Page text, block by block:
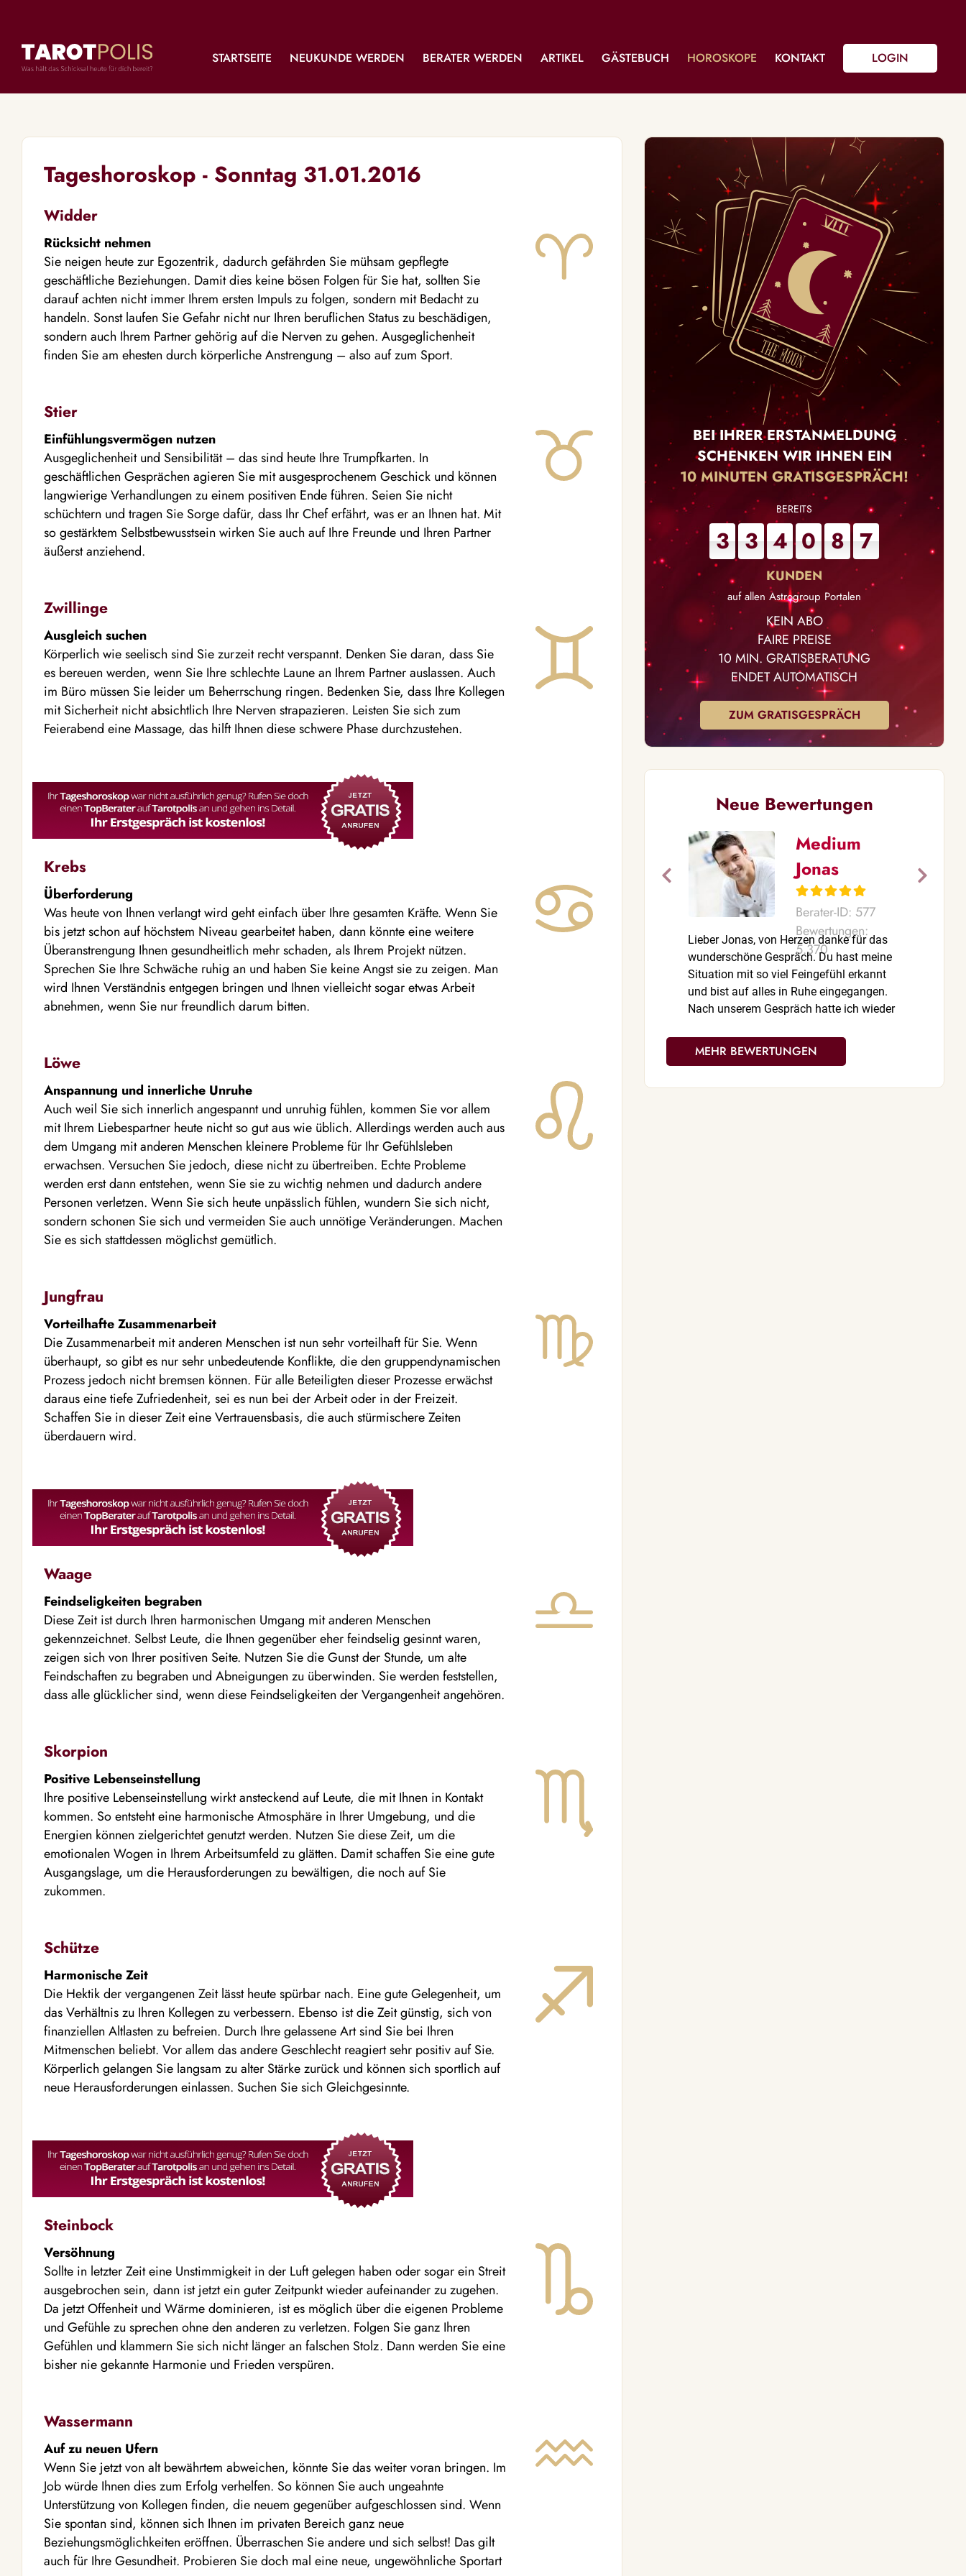
STARTSEITE NEUKUNDE WERDEN BERATER WERDEN ARTIKEL GÄSTEBUCH HOROSKOPE KONTAKT LOGIN
Tageshoroskop - Sonntag 31.01.2016
Widder
Rücksicht nehmen
Sie neigen heute zur Egozentrik, dadurch gefährden Sie mühsam gepflegte
geschäftliche Beziehungen. Damit dies keine bösen Folgen für Sie hat, sollten Sie
darauf achten nicht immer Ihrem ersten Impuls zu folgen, sondern mit Bedacht zu
handeln. Sonst laufen Sie Gefahr nicht nur Ihren beruflichen Status zu beschädigen,
sondern auch Ihrem Partner gehörig auf die Nerven zu gehen. Ausgeglichenheit
finden Sie am ehesten durch körperliche Anstrengung – also auf zum Sport.
Stier
Einfühlungsvermögen nutzen
Ausgeglichenheit und Sensibilität – das sind heute Ihre Trumpfkarten. In
geschäftlichen Gesprächen agieren Sie mit ausgesprochenem Geschick und können
langwierige Verhandlungen zu einem positiven Ende führen. Seien Sie nicht
schüchtern und tragen Sie Sorge dafür, dass Ihr Chef erfährt, was er an Ihnen hat. Mit
so gestärktem Selbstbewusstsein wirken Sie auch auf Ihre Freunde und Ihren Partner
äußerst anziehend.
Zwillinge
Ausgleich suchen
Körperlich wie seelisch sind Sie zurzeit recht verspannt. Denken Sie daran, dass Sie
es bereuen werden, wenn Sie Ihre schlechte Laune an Ihrem Partner auslassen. Auch
im Büro müssen Sie leider um Beherrschung ringen. Bedenken Sie, dass Ihre Kollegen
mit Sicherheit nicht absichtlich Ihre Nerven strapazieren. Leisten Sie sich zum
Feierabend eine Massage, das hilft Ihnen diese schwere Phase durchzustehen.
Krebs
Überforderung
Was heute von Ihnen verlangt wird geht einfach über Ihre gesamten Kräfte. Wenn Sie
bis jetzt schon auf höchstem Niveau gearbeitet haben, dann könnte eine weitere
Überanstrengung Ihnen gesundheitlich mehr schaden, als Ihrem Projekt nützen.
Sprechen Sie Ihre Schwäche ruhig an und haben Sie keine Angst sie zu zeigen. Man
wird Ihnen Verständnis entgegen bringen und Ihnen vielleicht sogar etwas Arbeit
abnehmen, wenn Sie nur freundlich darum bitten.
Löwe
Anspannung und innerliche Unruhe
Auch weil Sie sich innerlich angespannt und unruhig fühlen, kommen Sie vor allem
mit Ihrem Liebespartner heute nicht so gut aus wie üblich. Allerdings werden auch aus
dem Umgang mit anderen Menschen kleinere Probleme für Ihr Gefühlsleben
erwachsen. Versuchen Sie jedoch, diese nicht zu übertreiben. Echte Probleme
werden erst dann entstehen, wenn Sie sie zu wichtig nehmen und dadurch andere
Personen verletzen. Wenn Sie sich heute unpässlich fühlen, wundern Sie sich nicht,
sondern schonen Sie sich und vermeiden Sie auch unnötige Veränderungen. Machen
Sie es sich stattdessen möglichst gemütlich.
Jungfrau
Vorteilhafte Zusammenarbeit
Die Zusammenarbeit mit anderen Menschen ist nun sehr vorteilhaft für Sie. Wenn
überhaupt, so gibt es nur sehr unbedeutende Konflikte, die den gruppendynamischen
Prozess jedoch nicht bremsen können. Für alle Beteiligten dieser Prozesse erwächst
daraus eine tiefe Zufriedenheit, sei es nun bei der Arbeit oder in der Freizeit.
Schaffen Sie in dieser Zeit eine Vertrauensbasis, die auch stürmischere Zeiten
überdauern wird.
Waage
Feindseligkeiten begraben
Diese Zeit ist durch Ihren harmonischen Umgang mit anderen Menschen
gekennzeichnet. Selbst Leute, die Ihnen gegenüber eher feindselig gesinnt waren,
zeigen sich von Ihrer positiven Seite. Nutzen Sie die Gunst der Stunde, um alte
Feindschaften zu begraben und Abneigungen zu überwinden. Sie werden feststellen,
dass alle glücklicher sind, wenn diese Feindseligkeiten der Vergangenheit angehören.
Skorpion
Positive Lebenseinstellung
Ihre positive Lebenseinstellung wirkt ansteckend auf Leute, die mit Ihnen in Kontakt
kommen. So entsteht eine harmonische Atmosphäre in Ihrer Umgebung, und die
Energien können zielgerichtet genutzt werden. Nutzen Sie diese Zeit, um die
emotionalen Wogen in Ihrem Arbeitsumfeld zu glätten. Damit schaffen Sie eine gute
Ausgangslage, um die Herausforderungen zu bewältigen, die noch auf Sie
zukommen.
Schütze
Harmonische Zeit
Die Hektik der vergangenen Zeit lässt heute spürbar nach. Eine gute Gelegenheit, um
das Verhältnis zu Ihren Kollegen zu verbessern. Ebenso ist die Zeit günstig, sich von
finanziellen Altlasten zu befreien. Durch Ihre gelassene Art sind Sie bei Ihren
Mitmenschen beliebt. Vor allem das andere Geschlecht reagiert sehr positiv auf Sie.
Körperlich gelangen Sie langsam zu alter Stärke zurück und können sich sportlich auf
neue Herausforderungen einlassen. Suchen Sie sich Gleichgesinnte.
Steinbock
Versöhnung
Sollte in letzter Zeit eine Unstimmigkeit in der Luft gelegen haben oder sogar ein Streit
ausgebrochen sein, dann ist jetzt ein guter Zeitpunkt wieder aufeinander zu zugehen.
Da jetzt Offenheit und Wärme dominieren, ist es möglich über die eigenen Probleme
und Gefühle zu sprechen ohne den anderen zu verletzen. Folgen Sie ganz Ihren
Gefühlen und klammern Sie sich nicht länger an falschen Stolz. Dann werden Sie eine
bisher nie gekannte Harmonie und Frieden verspüren.
Wassermann
Auf zu neuen Ufern
Wenn Sie jetzt von alt bewährtem abweichen, könnte Sie das weiter voran bringen. Im
Job würde Ihnen dies zum Erfolg verhelfen. So können Sie auch ungeahnte
Unterstützung von Kollegen finden, die neuem gegenüber aufgeschlossen sind. Wenn
Sie spontan sind, können sich Ihnen im privaten Bereich ganz neue
Beziehungsmöglichkeiten eröffnen. Überraschen Sie andere und sich selbst! Das gilt
auch für Ihre Gesundheit. Probieren Sie doch mal eine neue, ungewöhnliche Sportart
BEI IHRER ERSTANMELDUNG
SCHENKEN WIR IHNEN EIN
10 MINUTEN GRATISGESPRÄCH!
3 3 4 0 8 7
auf allen Astrogroup Portalen
KEIN ABO
FAIRE PREISE
10 MIN. GRATISBERATUNG
ENDET AUTOMATISCH
ZUM GRATISGESPRÄCH
Neue Bewertungen
Medium
Jonas
Berater-ID: 577
Bewertungen:
5.370
Lieber Jonas, von Herzen danke für das
wunderschöne Gespräch. Du hast meine
Situation mit so viel Feingefühl erkannt
und bist auf alles in Ruhe eingegangen.
Nach unserem Gespräch hatte ich wieder
einem klareren Blick sehen. Vielen lieben
Dank, ich melde mich ganz bestimmt 🌸
MEHR BEWERTUNGEN